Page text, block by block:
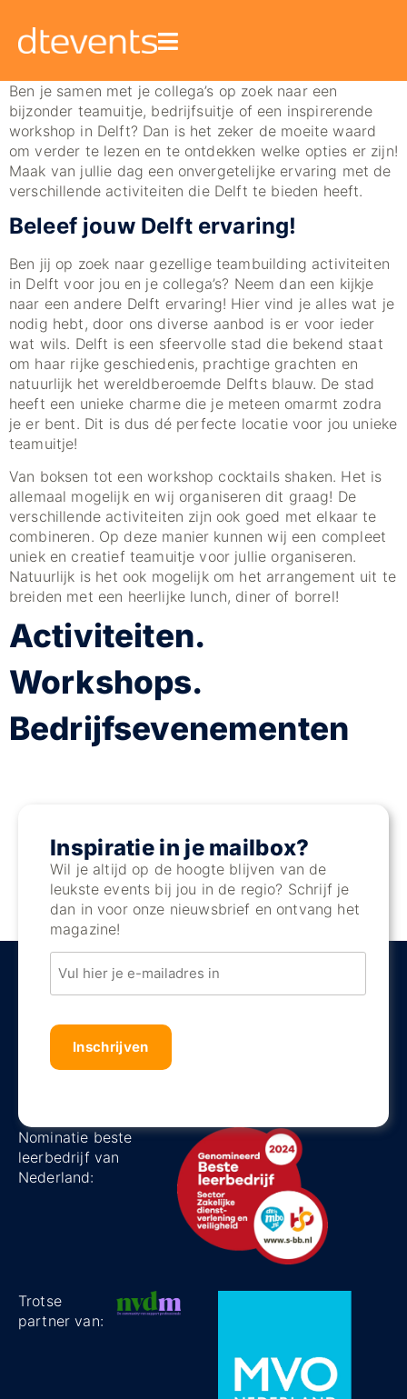
Ben je samen met je collega’s op zoek naar een
bijzonder teamuitje, bedrijfsuitje of een inspirerende
workshop in Delft? Dan is het zeker de moeite waard
om verder te lezen en te ontdekken welke opties er zijn!
Maak van jullie dag een onvergetelijke ervaring met de
verschillende activiteiten die Delft te bieden heeft.
Beleef jouw Delft ervaring!
Ben jij op zoek naar gezellige teambuilding activiteiten
in Delft voor jou en je collega’s? Neem dan een kijkje
naar een andere Delft ervaring! Hier vind je alles wat je
nodig hebt, door ons diverse aanbod is er voor ieder
wat wils. Delft is een sfeervolle stad die bekend staat
om haar rijke geschiedenis, prachtige grachten en
natuurlijk het wereldberoemde Delfts blauw. De stad
heeft een unieke charme die je meteen omarmt zodra
je er bent. Dit is dus dé perfecte locatie voor jou unieke
teamuitje!
Van boksen tot een workshop cocktails shaken. Het is
allemaal mogelijk en wij organiseren dit graag! De
verschillende activiteiten zijn ook goed met elkaar te
combineren. Op deze manier kunnen wij een compleet
uniek en creatief teamuitje voor jullie organiseren.
Natuurlijk is het ook mogelijk om het arrangement uit te
breiden met een heerlijke lunch, diner of borrel!
Activiteiten.
Workshops.
Bedrijfsevenementen
Trotse
partner van:
Nominatie beste
leerbedrijf van
Nederland:
Inspiratie in je mailbox?
Wil je altijd op de hoogte blijven van de
leukste events bij jou in de regio? Schrijf je
dan in voor onze nieuwsbrief en ontvang het
magazine!
Email